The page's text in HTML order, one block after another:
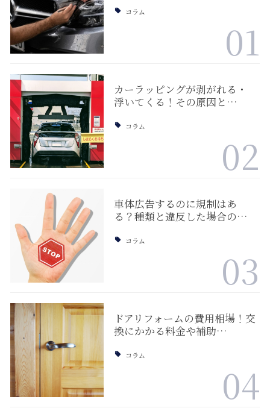
コラム
01
カーラッピングが剥がれる・
浮いてくる！その原因と…
コラム
02
車体広告するのに規制はあ
る？種類と違反した場合の…
コラム
03
ドアリフォームの費用相場！交
換にかかる料金や補助…
コラム
04